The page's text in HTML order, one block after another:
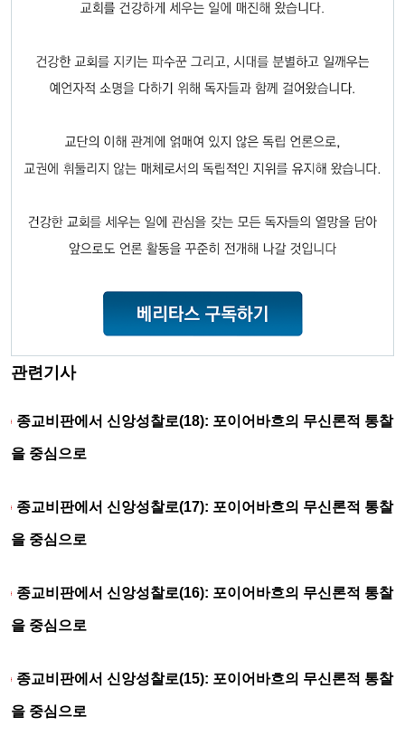
관련기사
종교비판에서 신앙성찰로(18): 포이어바흐의 무신론적 통찰
을 중심으로
종교비판에서 신앙성찰로(17): 포이어바흐의 무신론적 통찰
을 중심으로
종교비판에서 신앙성찰로(16): 포이어바흐의 무신론적 통찰
을 중심으로
종교비판에서 신앙성찰로(15): 포이어바흐의 무신론적 통찰
을 중심으로